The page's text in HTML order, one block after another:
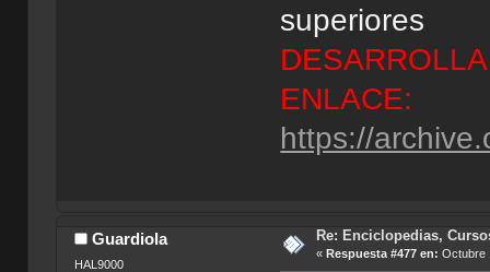
superiores
ENLACE:
https://
Guardiola
HAL9000
Re: Enciclopedias,
« Respuesta #477 en: Octubre